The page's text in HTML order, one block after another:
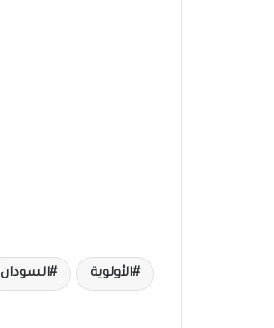
الأولوية السودان